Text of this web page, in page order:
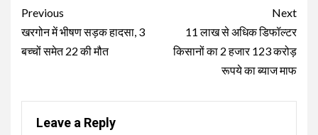
Continue
Reading
Previous
खरगोन में भीषण सड़क हादसा, 3
बच्चों समेत 22 की मौत
Next
11 लाख से अधिक डिफॉल्टर
किसानों का 2 हजार 123 करोड़
रूपये का ब्याज माफ
Leave a Reply